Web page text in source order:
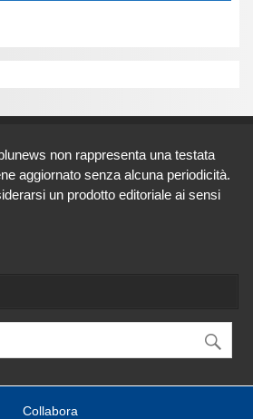
non rappresenta una testata
aggiornato senza alcuna periodicità.
un prodotto editoriale ai sensi
Collabora